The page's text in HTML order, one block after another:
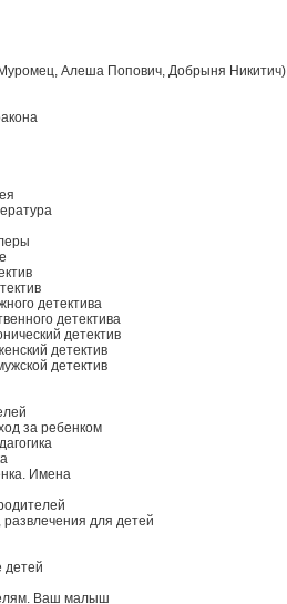
Алеша Попович, Добрыня Никитич)
детектива
детектива
детектив
детектив
детектив
за ребенком
Имена
развлечения для детей
детей
Ваш малыш